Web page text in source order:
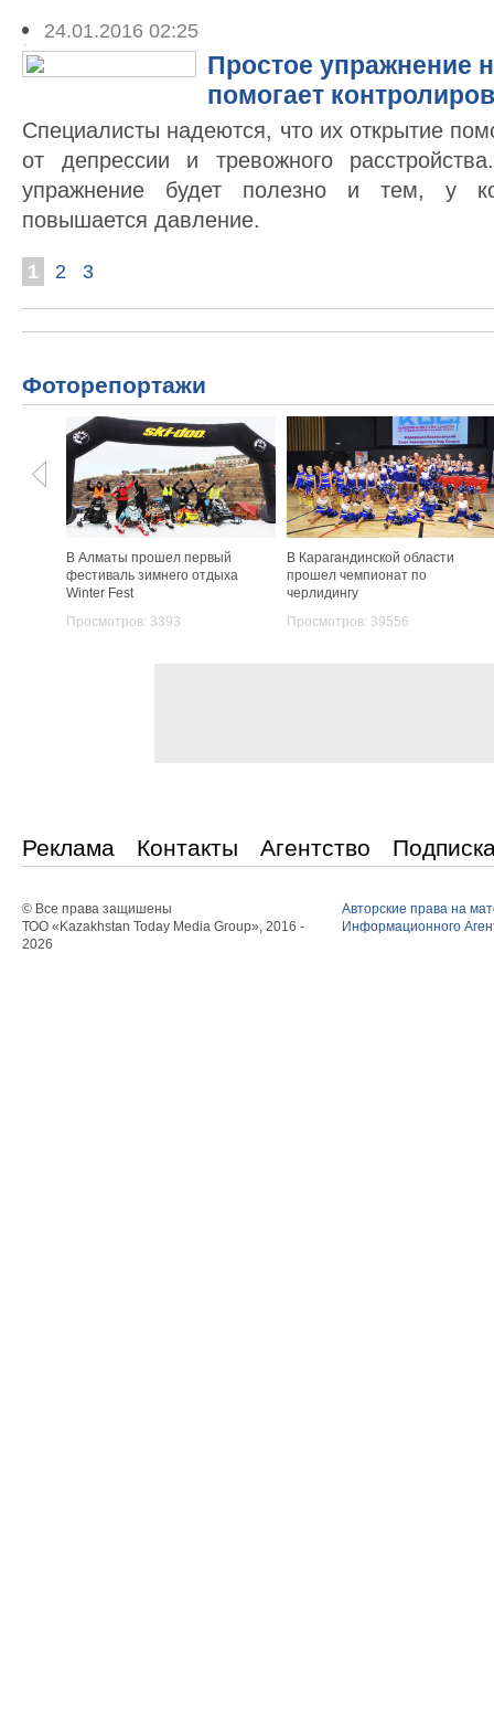
24.01.2016 02:25
Простое упражнение
помогает
Специалисты надеются, что их открытие
от депрессии и тревожного
упражнение будет полезно и тем, у
повышается давление.
1 2 3
Фоторепортажи
В Алматы прошел первый
фестиваль зимнего отдыха
Winter Fest
Просмотров: 3393
В Карагандинской области
прошел чемпионат по
черлидингу
Просмотров: 39556
Реклама Контакты Агентство
© Все права защишены
ТОО «Kazakhstan Today Media Group», 2016 -
2026
Авторские права на
Информационного